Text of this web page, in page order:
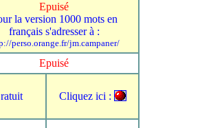
Epuisé
la version 1000 mots en
français s'adresser à :
perso.orange.fr/jm.campaner/
Epuisé
Cliquez ici :